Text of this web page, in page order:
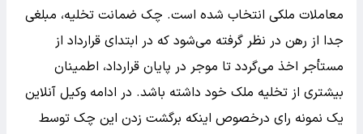
معاملات ملکی انتخاب شده است. چک ضمانت تخلیه، مبلغی
جدا از رهن در نظر گرفته می‌شود که در ابتدای قرارداد از
مستأجر اخذ می‌گردد تا موجر در پایان قرارداد، اطمینان
بیشتری از تخلیه ملک خود داشته باشد. در ادامه وکیل آنلاین
یک نمونه رای درخصوص اینکه برگشت زدن این چک توسط